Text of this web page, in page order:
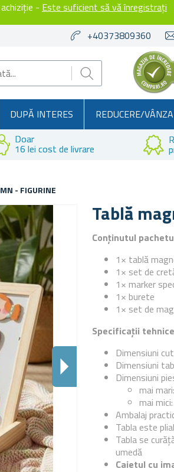
- Este suficient să vă înregistrați
+40373809360
DUPĂ INTERES REDUCERE/
Doar
16 lei cost de livrare
- FIGURINE
Tablă
Conținutul
1× tablă
1× set de
1× marker
1× burete
1× set de
Specificații tehnice
Dimensiuni
Dimensiuni
Dimensiuni
mai
mai
Ambalaj
Tabla este
Tabla se
umedă
Caietul cu